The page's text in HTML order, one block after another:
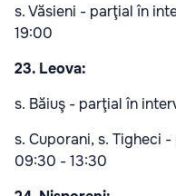
s. Văsieni - parţial în
19:00
23. Leova:
s. Băiuş - parţial în
s. Cuporani, s. Tigheci
09:30 - 13:30